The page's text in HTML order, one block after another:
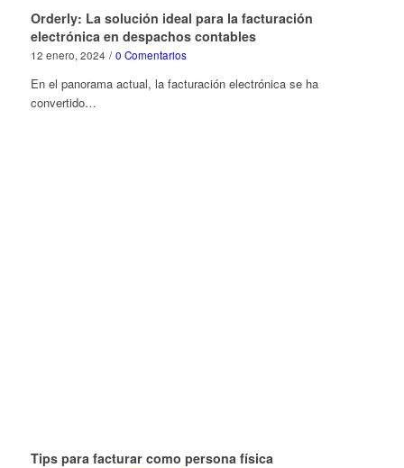
Orderly: La solución ideal para la facturación
electrónica en despachos contables
12 enero, 2024 / 0 Comentarios
En el panorama actual, la facturación electrónica se ha
convertido…
Tips para facturar como persona física